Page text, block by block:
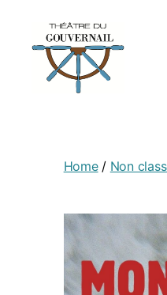
Home/ Non